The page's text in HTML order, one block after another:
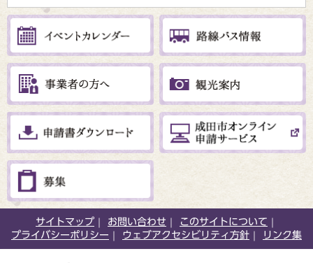
サイトマップ お問い合わせ
このサイトについて
プライバシーポリシー
ウェブアクセシビリティ方針 リンク集